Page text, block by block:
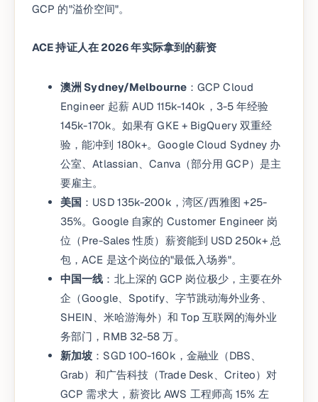
GCP 的"溢价空间"。
ACE 持证人在 2026 年实际拿到的薪资
澳洲 Sydney/Melbourne：GCP Cloud
Engineer 起薪 AUD 115k-140k，3-5 年经验
145k-170k。如果有 GKE + BigQuery 双重经
验，能冲到 180k+。Google Cloud Sydney 办
公室、Atlassian、Canva（部分用 GCP）是主
要雇主。
美国 ：USD 135k-200k，湾区/西雅图 +25-
35%。Google 自家的 Customer Engineer 岗
位（Pre-Sales 性质）薪资能到 USD 250k+ 总
包，ACE 是这个岗位的"最低入场券"。
中国一线 ：北上深的 GCP 岗位极少，主要在外
企（Google、Spotify、字节跳动海外业务、
SHEIN、米哈游海外）和 Top 互联网的海外业
务部门，RMB 32-58 万。
新加坡 ：SGD 100-160k，金融业（DBS、
Grab）和广告科技（Trade Desk、Criteo）对
GCP 需求大，薪资比 AWS 工程师高 15% 左